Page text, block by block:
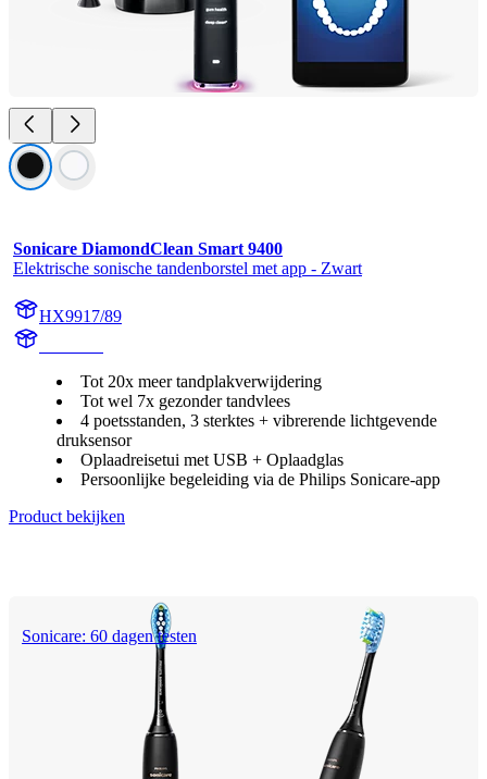
Sonicare DiamondClean Smart 9400
Elektrische sonische tandenborstel met app - Zwart
HX9917/89
Tot 20x meer tandplakverwijdering
Tot wel 7x gezonder tandvlees
4 poetsstanden, 3 sterktes + vibrerende lichtgevende
druksensor
Oplaadreisetui met USB + Oplaadglas
Persoonlijke begeleiding via de Philips Sonicare-app
Product bekijken
Sonicare: 60 dagen testen